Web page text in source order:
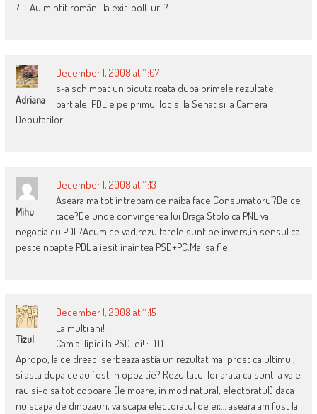
?!… Au mintit românii la exit-poll-uri ?.
Adriana
December 1, 2008 at 11:07
s-a schimbat un picutz roata dupa primele rezultate
partiale: PDL e pe primul loc si la Senat si la Camera
Deputatilor
Mihu
December 1, 2008 at 11:13
Aseara ma tot intrebam ce naiba face Consumatoru’?De ce
tace?De unde convingerea lui Draga Stolo ca PNL va
negocia cu PDL?Acum ce vad,rezultatele sunt pe invers,in sensul ca
peste noapte PDL a iesit inaintea PSD+PC.Mai sa fie!
Tizul
December 1, 2008 at 11:15
La multi ani!
Cam ai lipici la PSD-ei! :-)))
Apropo, la ce dreaci serbeaza astia un rezultat mai prost ca ultimul,
si asta dupa ce au fost in opozitie? Rezultatul lor arata ca sunt la vale
rau si-o sa tot coboare (le moare, in mod natural, electoratul) daca
nu scapa de dinozauri, va scapa electoratul de ei;… aseara am fost la